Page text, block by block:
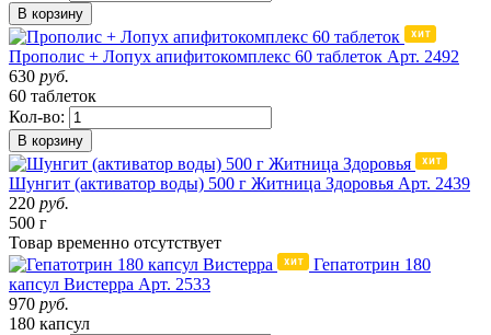
В корзину
Прополис + Лопух апифитокомплекс 60 таблеток Арт. 2492
630 руб.
60 таблеток
Кол-во:
В корзину
Шунгит (активатор воды) 500 г Житница Здоровья Арт. 2439
220 руб.
500 г
Товар временно отсутствует
Гепатотрин 180
капсул Вистерра Арт. 2533
970 руб.
180 капсул